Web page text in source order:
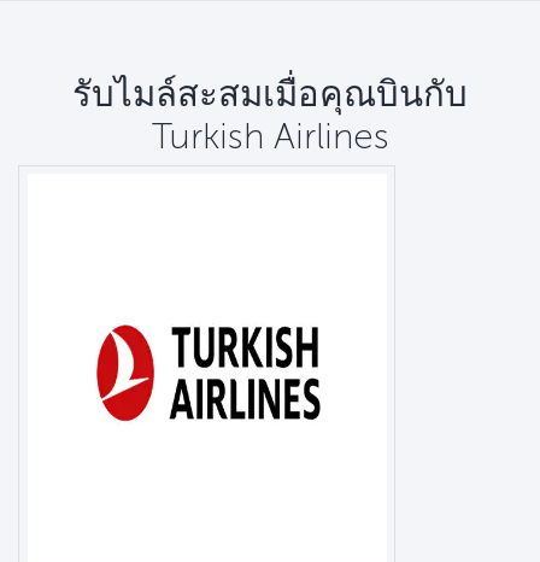
รับไมล์สะสมเมื่อคุณบินกับ
Turkish Airlines